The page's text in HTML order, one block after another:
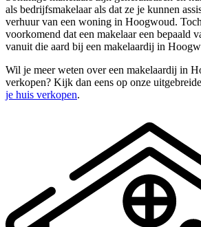
als bedrijfsmakelaar als dat ze je kunnen
verhuur van een woning in Hoogwoud.
voorkomend dat een makelaar een bepaald
vanuit die aard bij een makelaardij in
Wil je meer weten over een makelaardij in
verkopen? Kijk dan eens op onze
je huis verkopen.